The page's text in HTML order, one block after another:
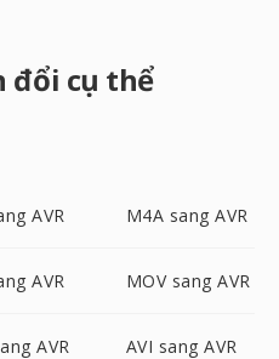
đổi cụ thể
AVR M4A sang AVR
AVR MOV sang AVR
AVR AVI sang AVR